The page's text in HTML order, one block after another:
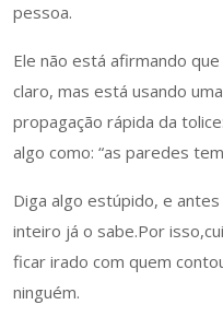
pessoa.
Ele não está afirmando
claro, mas está usando
propagação rápida da tolice:
algo como: “as paredes
Diga algo estúpido, e
inteiro já o sabe.Por
ficar irado com quem
ninguém.